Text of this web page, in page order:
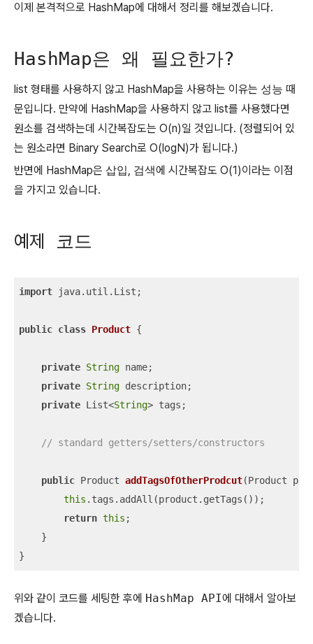
이제 본격적으로 HashMap에 대해서 정리를 해보겠습니다.
HashMap은 왜 필요한가?
list 형태를 사용하지 않고 HashMap을 사용하는 이유는 성능 때
문입니다. 만약에 HashMap을 사용하지 않고 list를 사용했다면
원소를 검색하는데 시간복잡도는 O(n)일 것입니다. (정렬되어 있
는 원소라면 Binary Search로 O(logN)가 됩니다.)
반면에 HashMap은 삽입, 검색에 시간복잡도 O(1)이라는 이점
을 가지고 있습니다.
예제 코드
import java.util.List;
public class Product {
private String name;
private String description;
private List<String> tags;
// standard getters/setters/constructors
public Product addTagsOfOtherProdcut(Product
this .tags.addAll(product.getTags());
return this ;
    }
}
위와 같이 코드를 세팅한 후에 HashMap API에 대해서 알아보
겠습니다.